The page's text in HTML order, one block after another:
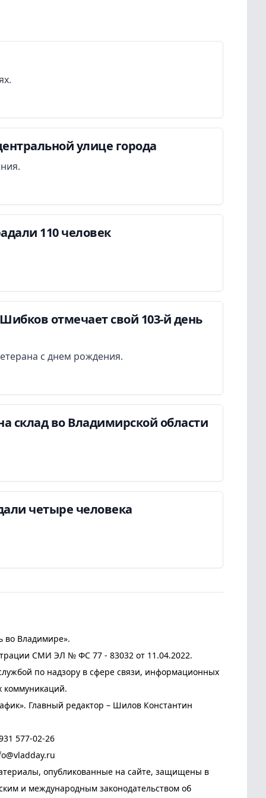
улице города
110 человек
отмечает свой 103-й день
с днем рождения.
склад во Владимирской области
четыре человека
во Владимире».
СМИ ЭЛ № ФС 77 - 83032 от 11.04.2022.
по надзору в сфере связи, информационных
коммуникаций.
Главный редактор – Шилов Константин
577-02-26
опубликованные на сайте, защищены в
и международным законодательством об